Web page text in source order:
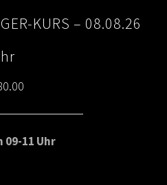
KURS – 08.08.26
range:
€65.00
09-11 Uhr